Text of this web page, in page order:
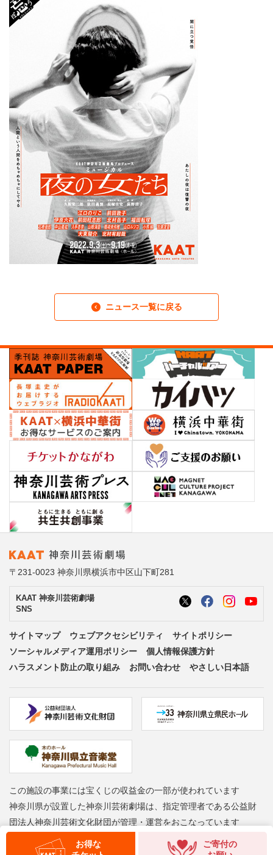
ニュース一覧に戻る
お得な
ご寄付の
〒231-0023 神奈川県横浜市中区山下町281
KAAT 神奈川芸術劇場
SNS
サイトマップ ウェブアクセシビリティ
サイトポリシー
ソーシャルメディア運用ポリシー
個人情報保護方針
ハラスメント防止の取り組み
お問い合わせ やさしい日本語
この施設の事業には宝くじの収益金の一部が使われています
神奈川県が設置した神奈川芸術劇場は、指定管理者である公益財
団法人神奈川芸術文化財団が管理・運営をおこなっています
Copyright © Kanagawa Arts Foundation. All rights reserved.